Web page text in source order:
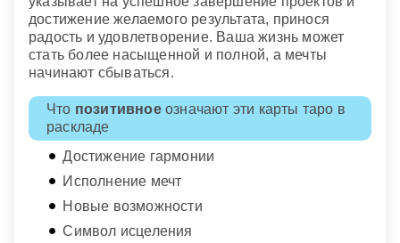
достижение желаемого результата, принося
радость и удовлетворение. Ваша жизнь может
стать более насыщенной и полной, а мечты
начинают сбываться.
Что позитивноеозначают эти карты таро в
раскладе
Достижение гармонии
Исполнение мечт
Новые возможности
Символ исцеления